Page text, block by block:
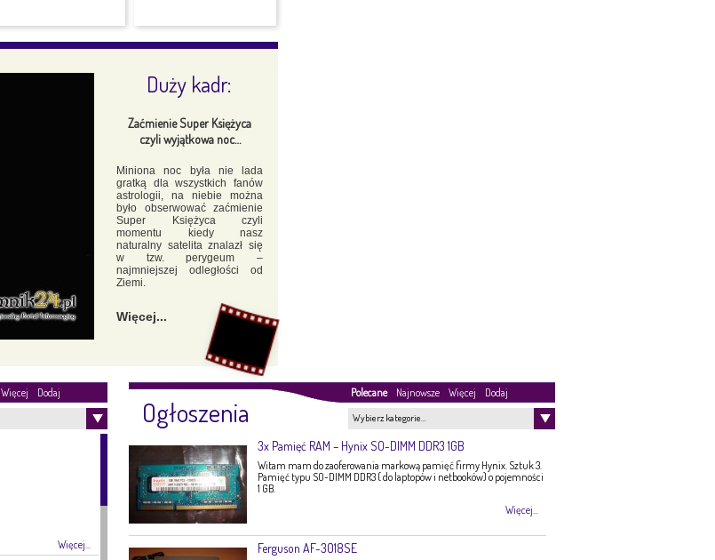
Duży kadr:
Zaćmienie Super Księżyca
czyli wyjątkowa noc…
Miniona noc była nie lada
gratką dla wszystkich fanów
astrologii, na niebie można
było obserwować zaćmienie
Super Księżyca czyli
momentu kiedy nasz
naturalny satelita znalazł się
w tzw. perygeum –
najmniejszej odległości od
Ziemi.
Więcej...
Więcej Dodaj
Więcej...
Polecane Najnowsze Więcej Dodaj
Ogłoszenia Wybierz kategorie…
3x Pamięć RAM – Hynix SO-DIMM DDR3 1GB
Witam mam do zaoferowania markową pamięć firmy Hynix. Sztuk 3.
Pamięć typu SO-DIMM DDR3 ( do laptopów i netbooków) o pojemności
1 GB.
Więcej...
Ferguson AF-3018SE